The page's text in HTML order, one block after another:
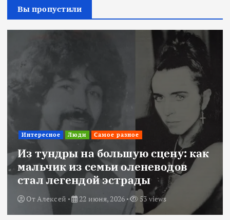
Вы пропустили
Интересное Люди Самое разное
Из тундры на большую сцену: как
мальчик из семьи оленеводов
стал легендой эстрады
ОтАлексей 22 июня, 2026 53 views